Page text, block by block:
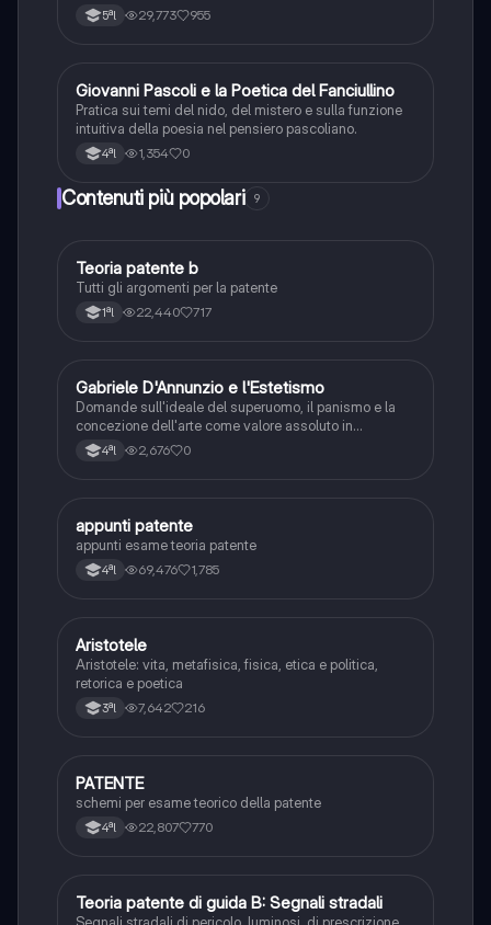
5ªl 29,773 955
GItaliano
Giovanni Pascoli e la Poetica del Fanciullino
Pratica sui temi del nido, del mistero e sulla funzione
intuitiva della poesia nel pensiero pascoliano.
4ªl 1,354 0
Contenuti più popolari 9
Altro
Teoria patente b
Tutti gli argomenti per la patente
1ªl 22,440 717
GItaliano
Gabriele D'Annunzio e l'Estetismo
Domande sull'ideale del superuomo, il panismo e la
concezione dell'arte come valore assoluto in
D'Annunzio.
4ªl 2,676 0
Altro
appunti patente
appunti esame teoria patente
4ªl 69,476 1,785
Filosofia
Aristotele
Aristotele: vita, metafisica, fisica, etica e politica,
retorica e poetica
3ªl 7,642 216
Altro
PATENTE
schemi per esame teorico della patente
4ªl 22,807 770
Ed. civ.
Teoria patente di guida B: Segnali stradali
Segnali stradali di pericolo, luminosi, di prescrizione,